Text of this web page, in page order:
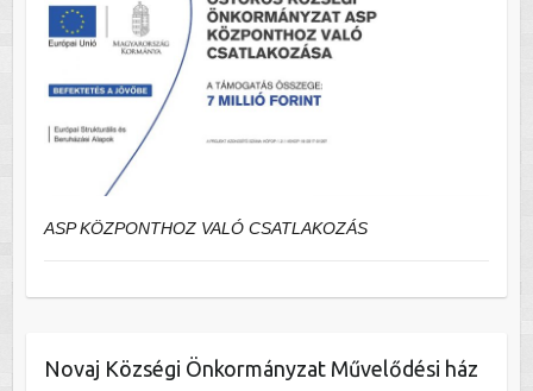
ASP KÖZPONTHOZ VALÓ CSATLAKOZÁS
Novaj Községi Önkormányzat Művelődési ház